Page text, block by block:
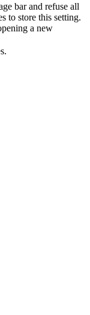
bar and refuse all
to store this setting.
a new